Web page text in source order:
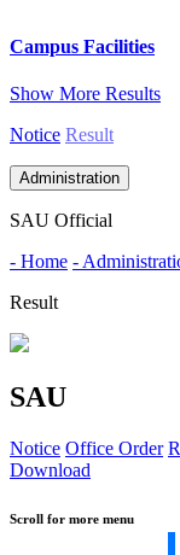
Campus Facilities
Show More Results
Notice Result
Administration
SAU Official
- Home -
Result
SAU
Notice Office Order
Download
Scroll for more menu